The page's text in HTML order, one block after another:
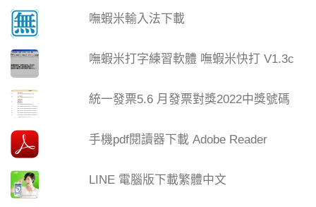
嘸蝦米輸入法下載
嘸蝦米打字練習軟體 嘸蝦米快打 V1.3c
統一發票5.6 月發票對獎2022中獎號碼
手機pdf閱讀器下載 Adobe Reader
LINE 電腦版下載繁體中文